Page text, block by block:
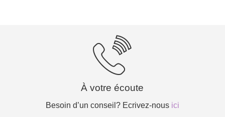
À votre écoute
Besoin d’un conseil? Ecrivez-nous ici